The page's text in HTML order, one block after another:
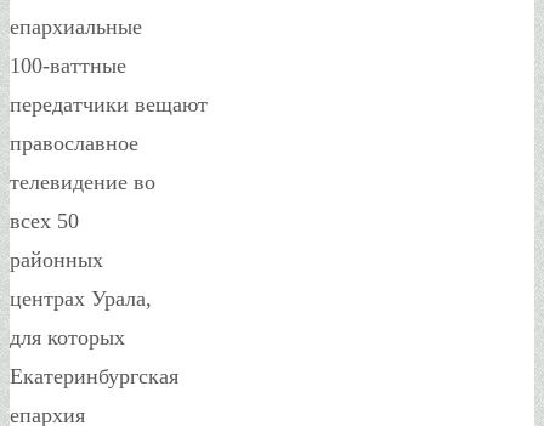
епархиальные
100-ваттные
передатчики вещают
православное
телевидение во
всех 50
районных
центрах Урала,
для которых
Екатеринбургская
епархия